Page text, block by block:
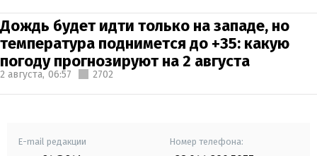
Дождь будет идти только на западе, но
температура поднимется до +35: какую
погоду прогнозируют на 2 августа
2 августа, 06:57 2702
E-mail редакции Номер телефона: